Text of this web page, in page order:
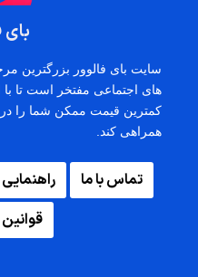
بای
سایت بای فالوور
های اجتماعی مفتخر است تا با
کمترین قیمت ممکن شما را
همراهی کند.
تماس با ما